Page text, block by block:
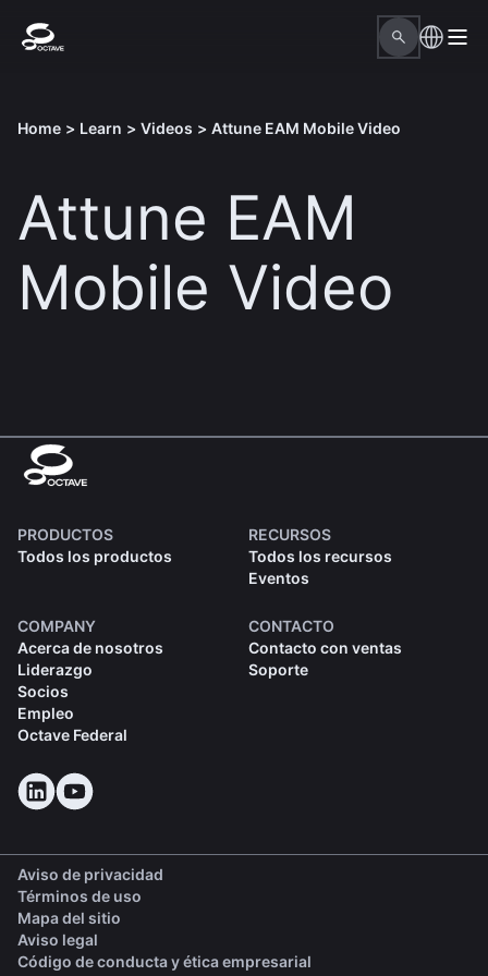
Home > Learn > Videos > Attune EAM Mobile Video
Attune EAM
Mobile Video
PRODUCTOS
Todos los productos
RECURSOS
Todos los recursos
Eventos
COMPANY
Acerca de nosotros
Liderazgo
Socios
Empleo
Octave Federal
CONTACTO
Contacto con ventas
Soporte
Aviso de privacidad
Términos de uso
Mapa del sitio
Aviso legal
Código de conducta y ética empresarial